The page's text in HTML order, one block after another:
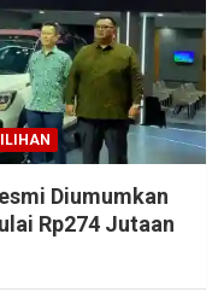
Diumumkan
Rp274 Jutaan